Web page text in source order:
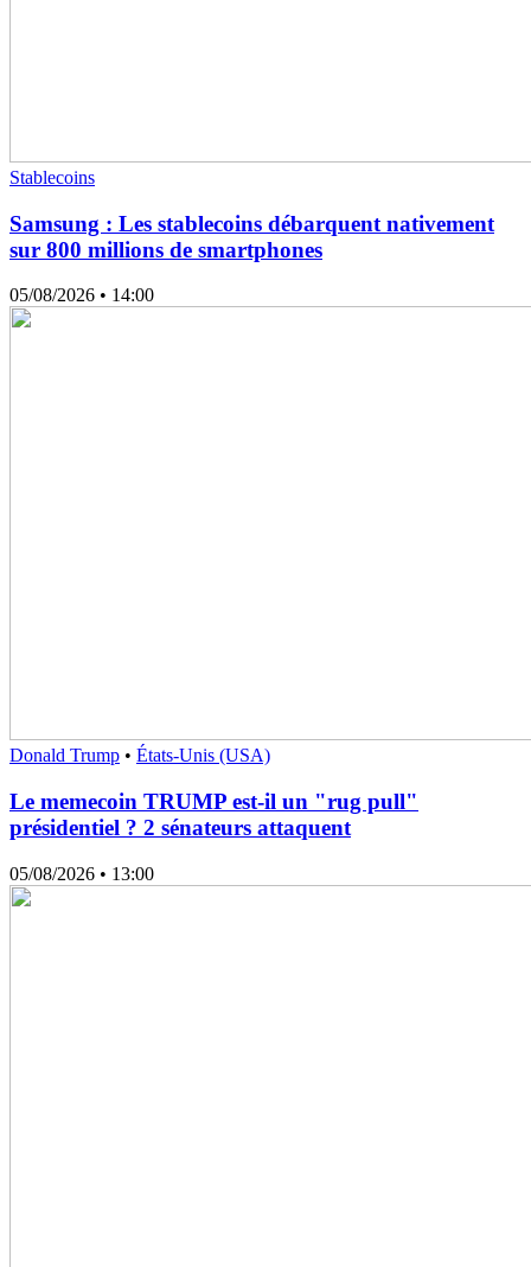
Stablecoins
Samsung : Les stablecoins débarquent nativement
sur 800 millions de smartphones
05/08/2026 • 14:00
Donald Trump • États-Unis (USA)
Le memecoin TRUMP est-il un "rug pull"
présidentiel ? 2 sénateurs attaquent
05/08/2026 • 13:00